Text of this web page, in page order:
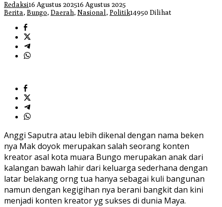
Redaksi16 Agustus 202516 Agustus 2025
Berita, Bungo, Daerah, Nasional , Politik14950 Dilihat
Anggi Saputra atau lebih dikenal dengan nama beken
nya Mak doyok merupakan salah seorang konten
kreator asal kota muara Bungo merupakan anak dari
kalangan bawah lahir dari keluarga sederhana dengan
latar belakang orng tua hanya sebagai kuli bangunan
namun dengan kegigihan nya berani bangkit dan kini
menjadi konten kreator yg sukses di dunia Maya.